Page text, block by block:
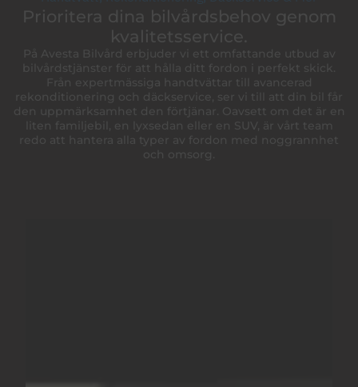
Prioritera dina bilvårdsbehov genom
kvalitetsservice.
På Avesta Bilvård erbjuder vi ett omfattande utbud av
bilvårdstjänster för att hålla ditt fordon i perfekt skick.
Från expertmässiga handtvättar till avancerad
rekonditionering och däckservice, ser vi till att din bil får
den uppmärksamhet den förtjänar. Oavsett om det är en
liten familjebil, en lyxsedan eller en SUV, är vårt team
redo att hantera alla typer av fordon med noggrannhet
och omsorg.